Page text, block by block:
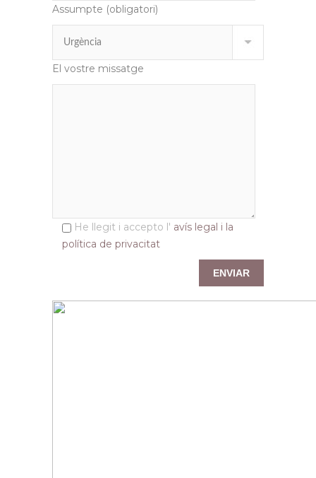
Assumpte (obligatori)
El vostre missatge
He llegit i accepto l' avís legal i la
política de privacitat